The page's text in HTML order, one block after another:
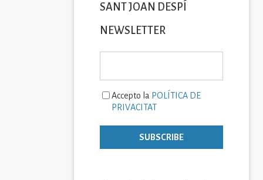
SANT JOAN DESPÍ
NEWSLETTER
Accepto la POLÍTICA DE
PRIVACITAT